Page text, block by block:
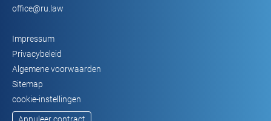
office@ru.law
Impressum
Privacybeleid
Algemene voorwaarden
Sitemap
cookie-instellingen
Annuleer contract